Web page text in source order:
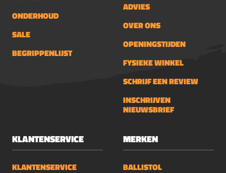
ONDERHOUD
SALE
BEGRIPPENLIJST
ADVIES
OVER ONS
OPENINGSTIJDEN
FYSIEKE WINKEL
SCHRIJF EEN REVIEW
INSCHRIJVEN
NIEUWSBRIEF
KLANTENSERVICE
KLANTENSERVICE
MERKEN
BALLISTOL